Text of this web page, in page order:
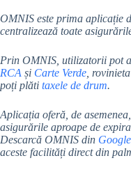
OMNIS este prima aplicație
centralizează toate
Prin OMNIS, utilizatorii pot
RCA și Carte Verde ,
poți plăti taxele de drum.
Aplicația oferă, de
asigurările aproape de
Descarcă OMNIS din
aceste facilități direct din